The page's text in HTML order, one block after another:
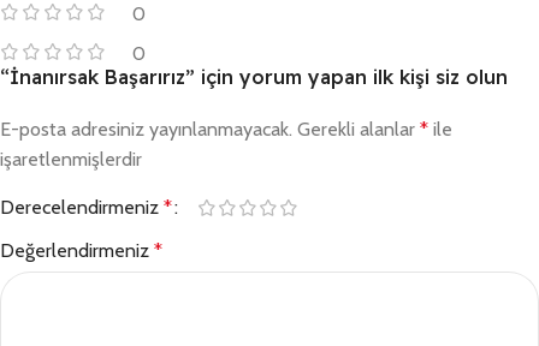
0
0
“İnanırsak Başarırız” için yorum yapan ilk kişi siz olun
E-posta adresiniz yayınlanmayacak. Gerekli alanlar * ile
işaretlenmişlerdir
Derecelendirmeniz *
Değerlendirmeniz *